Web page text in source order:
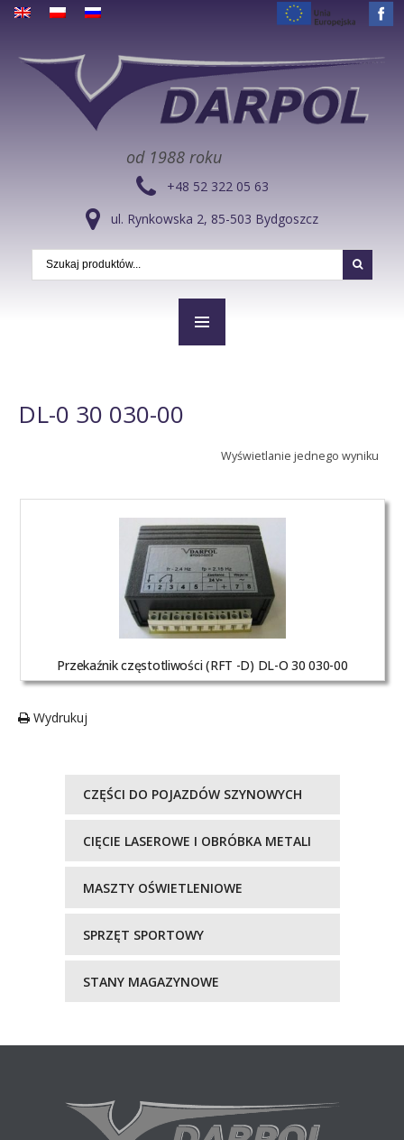
od 1988 roku
+48 52 322 05 63
ul. Rynkowska 2, 85-503 Bydgoszcz
DL-0 30 030-00
Wyświetlanie jednego wyniku
Przekaźnik częstotliwości (RFT -D) DL-O 30 030-00
Wydrukuj
CZĘŚCI DO POJAZDÓW SZYNOWYCH
CIĘCIE LASEROWE I OBRÓBKA METALI
MASZTY OŚWIETLENIOWE
SPRZĘT SPORTOWY
STANY MAGAZYNOWE